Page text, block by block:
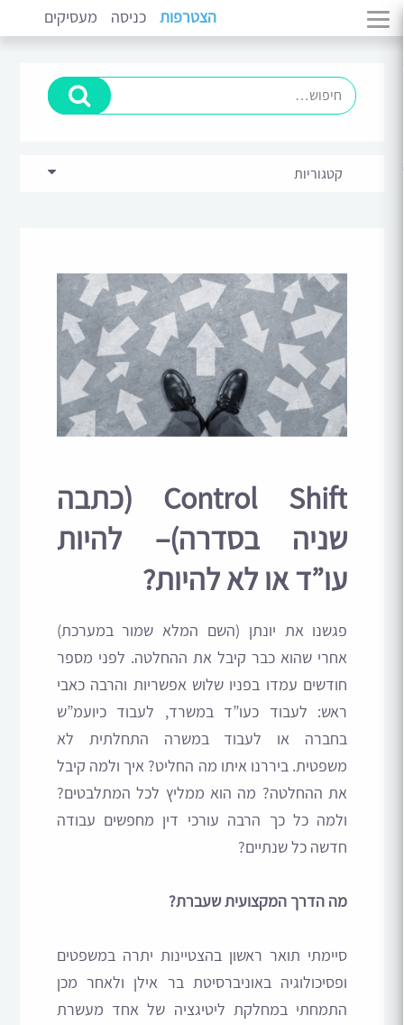
הצטרפות כניסה מעסיקים
Control Shift (כתבה
שניה בסדרה)– להיות
עו”ד או לא להיות?
פגשנו את יונתן (השם המלא שמור במערכת)
אחרי שהוא כבר קיבל את ההחלטה. לפני מספר
חודשים עמדו בפניו שלוש אפשריות והרבה כאבי
ראש: לעבוד כעו”ד במשרד, לעבוד כיועמ”ש
בחברה או לעבוד במשרה התחלתית לא
משפטית. ביררנו איתו מה החליט? איך ולמה קיבל
את ההחלטה? מה הוא ממליץ לכל המתלבטים?
ולמה כל כך הרבה עורכי דין מחפשים עבודה
חדשה כל שנתיים?
מה הדרך המקצועית שעברת?
סיימתי תואר ראשון בהצטיינות יתרה במשפטים
ופסיכולוגיה באוניברסיטת בר אילן ולאחר מכן
התמחתי במחלקת ליטיגציה של אחד מעשרת
קטגוריות
סקירות ומגמות שוק(5)
פיתוח קריירה